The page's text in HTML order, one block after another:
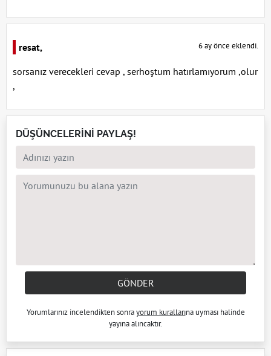
resat, 6 ay önce eklendi.
sorsanız verecekleri cevap , serhoştum hatırlamıyorum ,olur
,
DÜŞÜNCELERİNİ PAYLAŞ!
GÖNDER
Yorumlarınız incelendikten sonrayorum kurallarına uyması halinde
yayına alıncaktır.